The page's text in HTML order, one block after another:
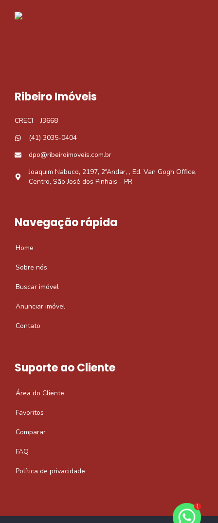
Ribeiro Imóveis
CRECI
J3668
(41) 3035-0404
dpo@ribeiroimoveis.com.br
Joaquim Nabuco, 2197, 2ºAndar, , Ed. Van Gogh Office,
Centro, São José dos Pinhais - PR
Navegação rápida
Home
Sobre nós
Buscar imóvel
Anunciar imóvel
Contato
Suporte ao Cliente
Área do Cliente
Favoritos
Comparar
FAQ
Política de privacidade
1